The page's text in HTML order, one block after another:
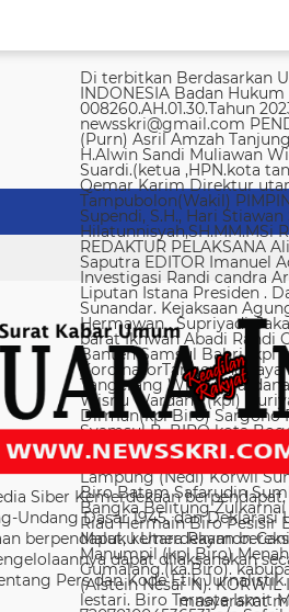
Di terbitkan Berdasarkan Undang-Undang PERS Nomor40 Tahun 1999 SUARA KEADILAN RAKYAT INDONESIA Badan Hukum PT. SUARA KEADILAN RAKYAT INDONESIA Nomor AHU-008260.AH.01.30.Tahun 2023. NOTARIS Zulfahmy Yanuar Adam, S.H, M.Kn EMAIL REDAKSI newsskri@gmail.com PENDIRI Safril Koto, Akmal Hadi, PENANGGUNG JAWAB Safril PEMBINA Mayjen (Purn) Asril Amzah Tanjung. Kapten. (Purn) Eko. S. Hadi. Amd Alstein Nesar Manumpil Amirudin ZA,S.AG H.Alwin Sandi Muliawan Widjaja RUDI DEWAN PENASEHAT. Syafril, SH Drs H. Syakrowi zen SH. MH . Suardi.(ketua ,HPN.kota tangerang) Suardi.skb DEWAN KEROHANIAN H. gojali. PIMPINAN UMUM H.M Qemar Karim Direktur utama Januardi. PIMPINAN PERUSAHAAN Maya Sundari. Helmina Tampubolon(Wakil) PIMPINAN REDAKSI Safril koto Sandi Muliawan widjaja (wkl). WAKIl PIMRED Ali Supendi, S.H., Hari Stiawan S.I .Kom., PANESEHAT Hukum Ali Supendi, S.H Imas Hilatunnisyah,SH.MM.MSi Rudi Afriansa ,SH. LITBANG Afriliana REDAKTUR EXSKUTIF H Muhamad cen REDAKTUR PELAKSANA Ali Supendi, S.H SEKRETARIS Arsifah A,Asmi. BENDAHARA Fina Safriana Ismail Saputra EDITOR Imanuel Adven Anunut STAFF REDAKSI Hendri Deliya febriani Sophia Trisnawati Investigasi Randi candra Ardi Anan, SH. DEWAN REDAKSI Safril Koto Ali Supendi, SH Akmal Hadi Liputan Istana Presiden . Dahlia Febriyani KOORDINATOR LIPUTA Nurul, A MPR, DPR RI Irin kemas Eri Sunandar. Kejaksaan Agung Akmal Hadi. Ombudsman Budi k. DKI jakarta Sophia Trisnawati (Ka.korwil) Hermawan . Supriyadi. Jakarta Selatan Ahmad Fauzan ( kpl Biro). Soli AbdulRahman Sirojudin Jakarta barat Ikhwan Abadi Randi Candra Jakarta timur Yayan s Refnaldi Jakarta pusat Ikhwan Abadi Korwil Banten Samsul Bahri (kpl kowil) Wirson risman Indra joni . Biro kab/kota madya Bogor Hari. Arsifah KordinatorTangerang raya Rizwan Aidil ( kpl. Perwakilan). Boy Alexander Ramadhan Biro kota Tangerang Wisnu Wardana(kpl). Irin Kamas Andriyano Anugrah Rinaldi KABUPATEN TANGERANG Wisnu Wardana (kpl) Nuriyaman David Natanael Manik Sufriadi Sinaga TANGERANG SELATAN Dirman(kpl Biro) Sargono Propinsi Banten Syamsu Bahri ( kpl korwil) Hendri Eeng. Kabupaten Lebak Syamsul B. BIRO kota Bogor Jon BIRO PANDEGLANG Yusron (Kabiro) BIRO KARAWANG Jun junaidi ( kpl Biro) Ugi . BIRO KUNINGAN Nurhadi BIRO INDRAMAYU Afifuddin Jawa Barat Herdy Sijabat (kapowil). BIRO JAWA TIMUR Sofiyan Saful Bahi Biro malang kab/kota Ahmad Soleh Biro propinsi Lampung (Nedi) Korwil Sumsel. Birin Kabupaten Lahat ( Di cari ) Biro Riau kepulauan Edy (kpl Biro) Biro Batam Safarudin Sumbar Afrizon koto(ka korwil) Yusril koto BIRO
Siber Kemerdekaan
Undang Dasar 1945, dan
berpendapat, kemerdekaan
dapat dilaksanakan
Pers dan Kode Etik
masyarakat